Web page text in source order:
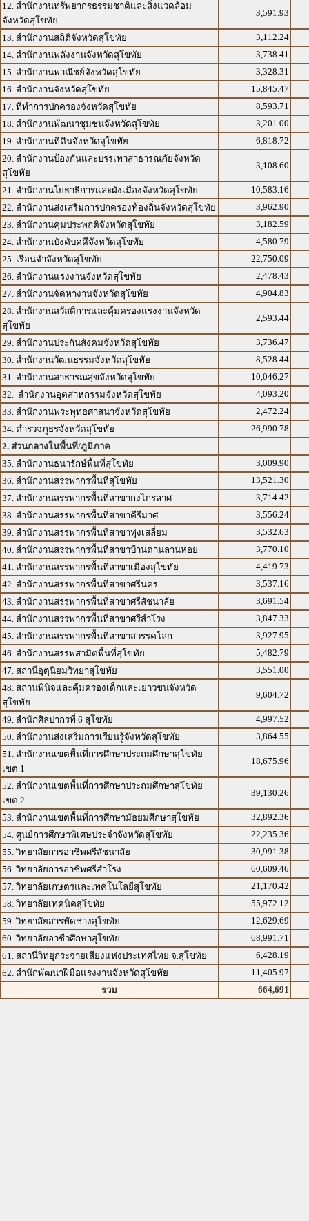
12. สำนักงานทรัพยากรธรรมชาติและสิ่งแวดล้อม
จังหวัดสุโขทัย
3,591.93
13. สำนักงานสถิติจังหวัดสุโขทัย
3,112.24
14. สำนักงานพลังงานจังหวัดสุโขทัย
3,738.41
15. สำนักงานพาณิชย์จังหวัดสุโขทัย
3,328.31
16. สำนักงานจังหวัดสุโขทัย
15,845.47
17. ที่ทำการปกครองจังหวัดสุโขทัย
8,593.71
18. สำนักงานพัฒนาชุมชนจังหวัดสุโขทัย
3,201.00
19. สำนักงานที่ดินจังหวัดสุโขทัย
6,818.72
20. สำนักงานป้องกันและบรรเทาสาธารณภัยจังหวัด
สุโขทัย
3,108.60
21. สำนักงานโยธาธิการและผังเมืองจังหวัดสุโขทัย
10,583.16
22. สำนักงานส่งเสริมการปกครองท้องถิ่นจังหวัดสุโขทัย
3,962.90
23. สำนักงานคุมประพฤติจังหวัดสุโขทัย
3,182.59
24. สำนักงานบังคับคดีจังหวัดสุโขทัย
4,580.79
25. เรือนจำจังหวัดสุโขทัย
22,750.09
26. สำนักงานแรงงานจังหวัดสุโขทัย
2,478.43
27. สำนักงานจัดหางานจังหวัดสุโขทัย
4,904.83
28. สำนักงานสวัสดิการและคุ้มครองแรงงานจังหวัด
สุโขทัย
2,593.44
29. สำนักงานประกันสังคมจังหวัดสุโขทัย
3,736.47
30. สำนักงานวัฒนธรรมจังหวัดสุโขทัย
8,528.44
31. สำนักงานสาธารณสุขจังหวัดสุโขทัย
10,046.27
32. สำนักงานอุตสาหกรรมจังหวัดสุโขทัย
4,093.20
33. สำนักงานพระพุทธศาสนาจังหวัดสุโขทัย
2,472.24
34. ตำรวจภูธรจังหวัดสุโขทัย
26,990.78
2. ส่วนกลางในพื้นที่/ภูมิภาค
35. สำนักงานธนารักษ์พื้นที่สุโขทัย
3,009.90
36. สำนักงานสรรพากรพื้นที่สุโขทัย
13,521.30
37. สำนักงานสรรพากรพื้นที่สาขากงไกรลาศ
3,714.42
38. สำนักงานสรรพากรพื้นที่สาขาคีรีมาศ
3,556.24
39. สำนักงานสรรพากรพื้นที่สาขาทุ่งเสลี่ยม
3,532.63
40. สำนักงานสรรพากรพื้นที่สาขาบ้านด่านลานหอย
3,770.10
41. สำนักงานสรรพากรพื้นที่สาขาเมืองสุโขทัย
4,419.73
42. สำนักงานสรรพากรพื้นที่สาขาศรีนคร
3,537.16
43. สำนักงานสรรพากรพื้นที่สาขาศรีสัชนาลัย
3,691.54
44. สำนักงานสรรพากรพื้นที่สาขาศรีสำโรง
3,847.33
45. สำนักงานสรรพากรพื้นที่สาขาสวรรคโลก
3,927.95
46. สำนักงานสรรพสามิตพื้นที่สุโขทัย
5,482.79
47. สถานีอุตุนิยมวิทยาสุโขทัย
3,551.00
48. สถานพินิจและคุ้มครองเด็กและเยาวชนจังหวัด
สุโขทัย
9,604.72
49. สำนักศิลปากรที่ 6 สุโขทัย
4,997.52
50. สำนักงานส่งเสริมการเรียนรู้จังหวัดสุโขทัย
3,864.55
51. สำนักงานเขตพื้นที่การศึกษาประถมศึกษาสุโขทัย
เขต 1
18,675.96
52. สำนักงานเขตพื้นที่การศึกษาประถมศึกษาสุโขทัย
เขต 2
39,130.26
53. สำนักงานเขตพื้นที่การศึกษามัธยมศึกษาสุโขทัย
32,892.36
54. ศูนย์การศึกษาพิเศษประจำจังหวัดสุโขทัย
22,235.36
55. วิทยาลัยการอาชีพศรีสัชนาลัย
30,991.38
56. วิทยาลัยการอาชีพศรีสำโรง
60,609.46
57. วิทยาลัยเกษตรและเทคโนโลยีสุโขทัย
21,170.42
58. วิทยาลัยเทคนิคสุโขทัย
55,972.12
59. วิทยาลัยสารพัดช่างสุโขทัย
12,629.69
60. วิทยาลัยอาชีวศึกษาสุโขทัย
68,991.71
61. สถานีวิทยุกระจายเสียงแห่งประเทศไทย จ.สุโขทัย
6,428.19
62. สำนักพัฒนาฝีมือแรงงานจังหวัดสุโขทัย
11,405.97
รวม
664,691